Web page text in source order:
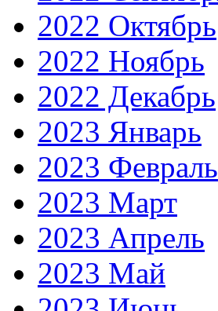
2022 Октябрь
2022 Ноябрь
2022 Декабрь
2023 Январь
2023 Февраль
2023 Март
2023 Апрель
2023 Май